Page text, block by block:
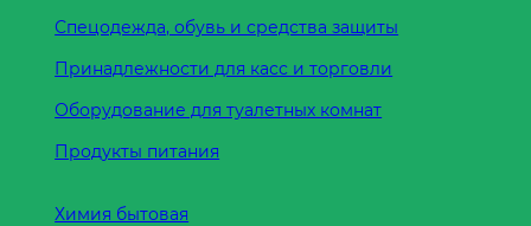
Спецодежда, обувь и средства защиты
Принадлежности для касс и торговли
Оборудование для туалетных комнат
Продукты питания
Химия бытовая